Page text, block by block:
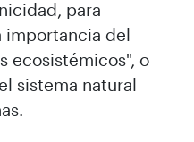
para
importancia del
ecosistémicos", o
sistema natural